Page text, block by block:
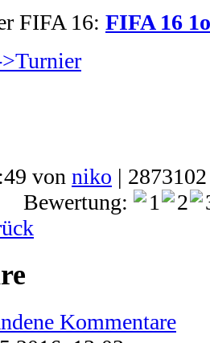
FIFA 16: FIFA 16
von niko |
Bewertung:
Kommentare